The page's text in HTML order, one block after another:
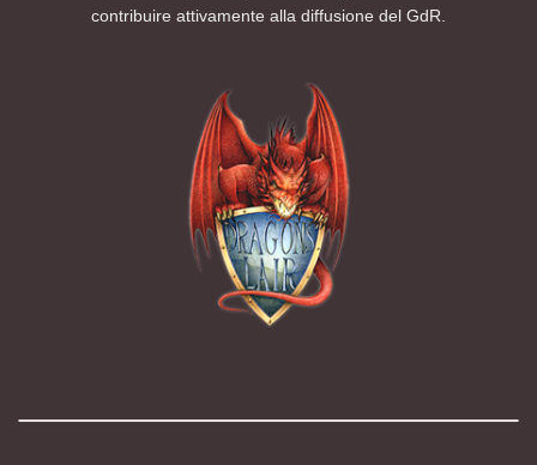
contribuire attivamente alla diffusione del GdR.